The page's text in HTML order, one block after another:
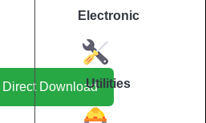
Download Terbaru | Direct Download
Electronic
Utilities